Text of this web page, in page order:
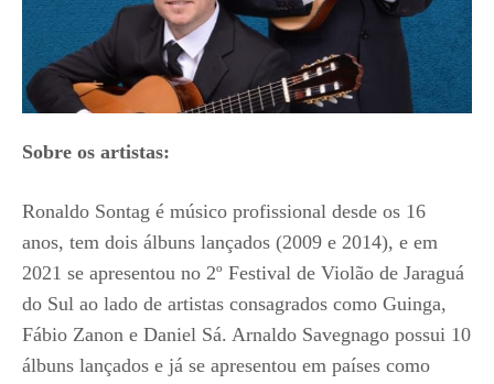
Sobre os artistas:
Ronaldo Sontag é músico profissional desde os 16
anos, tem dois álbuns lançados (2009 e 2014), e em
2021 se apresentou no 2º Festival de Violão de Jaraguá
do Sul ao lado de artistas consagrados como Guinga,
Fábio Zanon e Daniel Sá. Arnaldo Savegnago possui 10
álbuns lançados e já se apresentou em países como